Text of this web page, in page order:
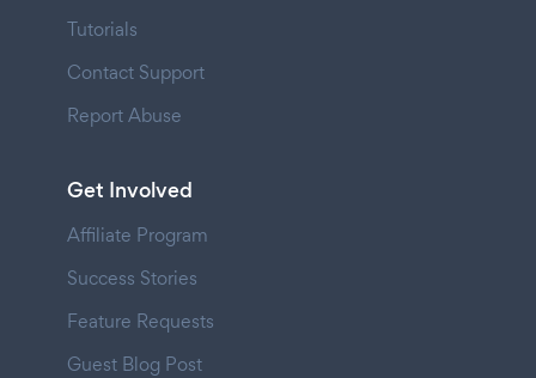
Tutorials
Contact Support
Report Abuse
Get Involved
Affiliate Program
Success Stories
Feature Requests
Guest Blog Post